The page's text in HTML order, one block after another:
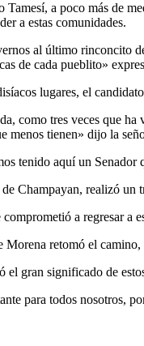
Tamesí, a poco más de
a estas comunidades.
al último rinconcito
de cada pueblito»
lugares, el
como tres veces que
menos tienen» dijo la
tenido aquí un
Champayan, realizó
a regresar a
Morena retomó el
el gran significado de
para todos nosotros,